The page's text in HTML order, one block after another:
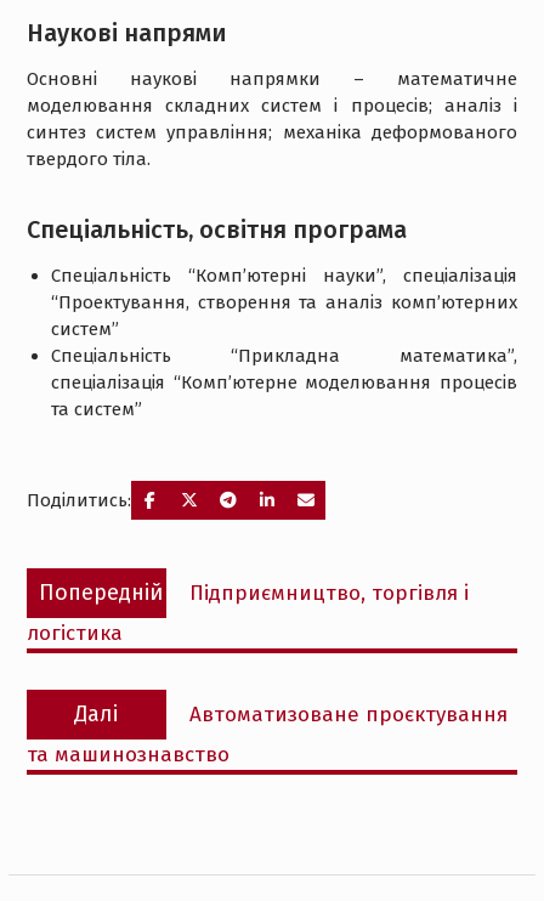
Науковi напрями
Основні наукові напрямки – математичне
моделювання складних систем і процесів; аналіз і
синтез систем управління; механіка деформованого
твердого тіла.
Спеціальність, освітня програма
Спеціальність “Комп’ютерні науки”, спеціалізація
“Проектування, створення та аналіз комп’ютерних
систем”
Спеціальність “Прикладна математика”,
спеціалізація “Комп’ютерне моделювання процесів
та систем”
Поділитись:
Навігація
записів
Попередній
Попередній
запис:
Підприємництво, торгівля i
логістика
Далі
Наступний
запис:
Автоматизоване проєктування
та машинознавство